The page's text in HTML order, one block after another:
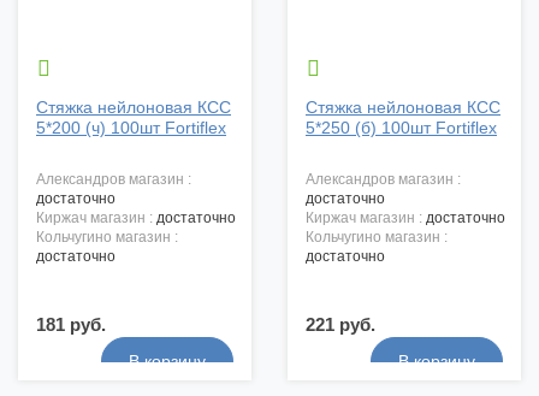

Стяжка нейлоновая КСС
5*200 (ч) 100шт Fortiflex
александров магазин :
достаточно
киржач магазин : достаточно
кольчугино магазин :
достаточно
181 руб.

Стяжка нейлоновая КСС
5*250 (б) 100шт Fortiflex
александров магазин :
достаточно
киржач магазин : достаточно
кольчугино магазин :
достаточно
221 руб.